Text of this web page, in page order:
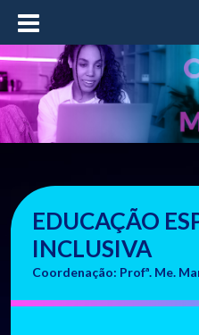
≡
EDUCAÇÃO
INCLUSIVA
Coordenação: Profª. Me.